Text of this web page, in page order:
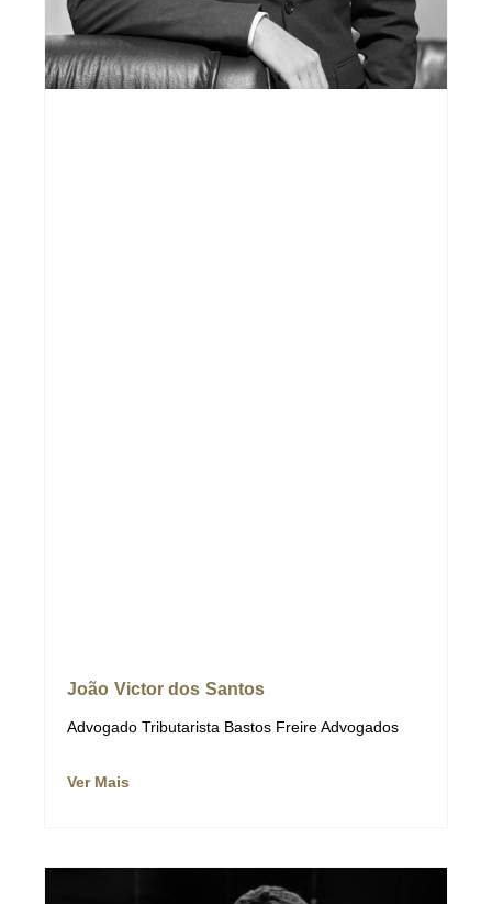
João Victor dos Santos
Advogado Tributarista Bastos Freire Advogados
Ver Mais